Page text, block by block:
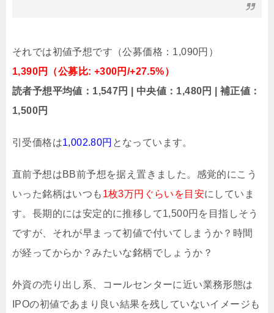
それでは初値予想です（公募価格：1,090円）
1,390円（公募比: +300円/+27.5%）
読者予想平均値：1,547円 | 中央値：1,480円 | 補正値：
1,500円
引受価格は1,002.80円 となっています。
直前予想はBB前予想を据え置きました。感覚的にこう
いった銘柄はいつも 1枚3万円ぐらいを目安にしていま
す。長期的には安定的に推移して1,500円を目指しそう
ですが、それが早まって初値で付いてしまうか？時間
が経ってからか？みたいな銘柄でしょうか？
外資の売り出し系、コールセンターに近い業務形態は
IPOの初値であまり良い結果を残していないイメージも